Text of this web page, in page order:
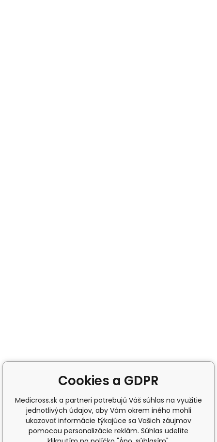
Cookies a GDPR
Medicross.sk a partneri potrebujú Váš súhlas na využitie
jednotlivých údajov, aby Vám okrem iného mohli
ukazovať informácie týkajúce sa Vašich záujmov
pomocou personalizácie reklám. Súhlas udelíte